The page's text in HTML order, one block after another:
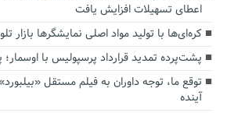
اعطای تسهیلات افزایش یافت
کره‌ای‌ها با تولید مواد اصلی نمایشگرها بازار
پشت‌پرده تمدید قرارداد پرسپولیس با
توقع ما، توجه داوران به فیلم مستقل
آینده